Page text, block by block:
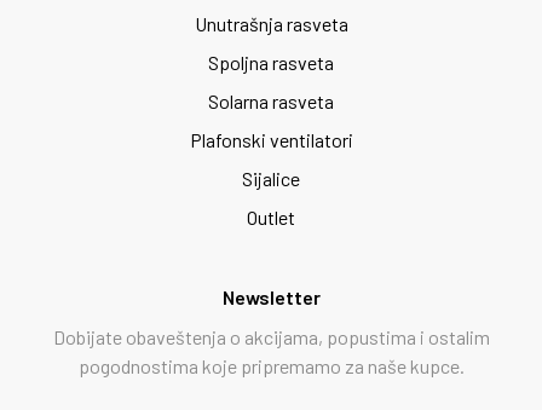
Unutrašnja rasveta
Spoljna rasveta
Solarna rasveta
Plafonski ventilatori
Sijalice
Outlet
Newsletter
Dobijate obaveštenja o akcijama, popustima i ostalim
pogodnostima koje pripremamo za naše kupce.